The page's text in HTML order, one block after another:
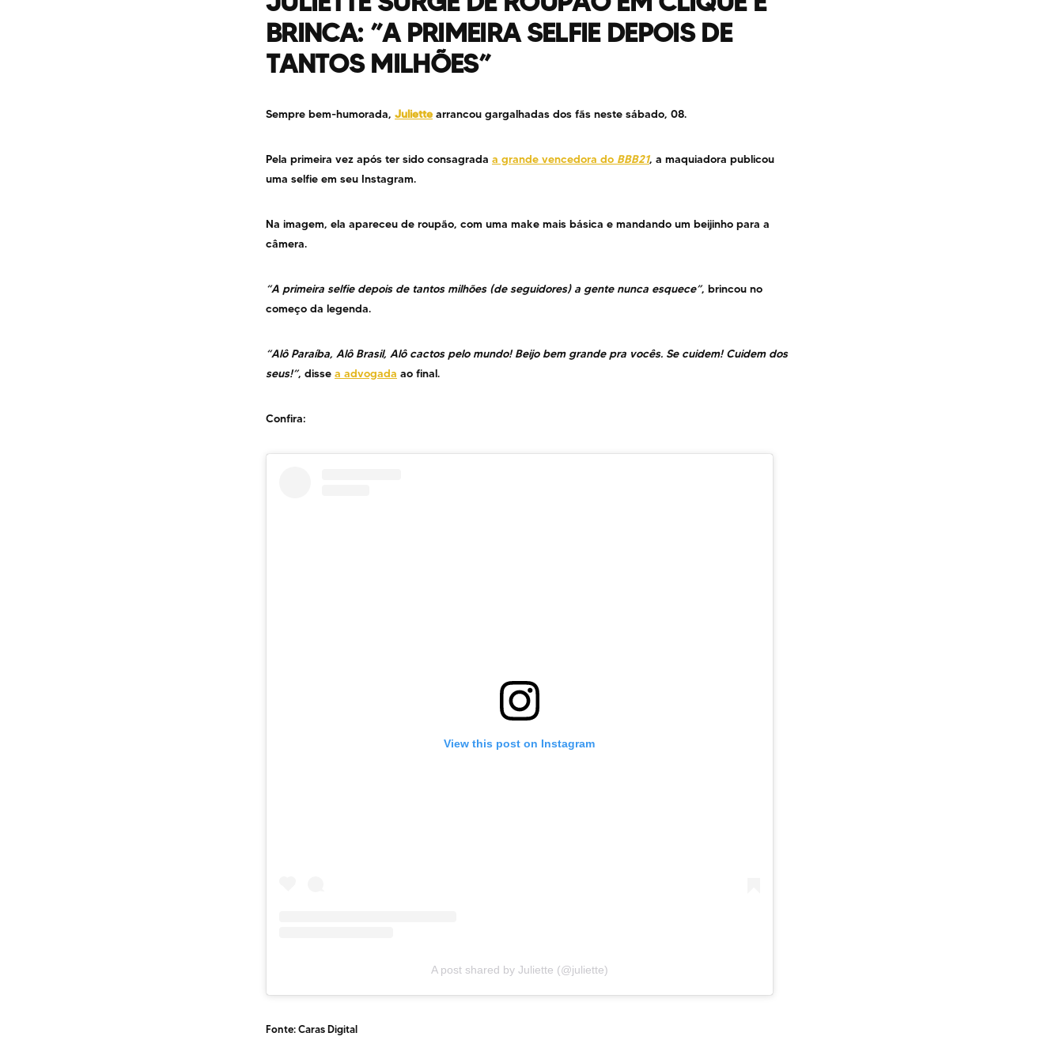
BRINCA: ”A PRIMEIRA SELFIE DEPOIS DE
TANTOS MILHÕES”
Sempre bem-humorada, Juliettearrancou gargalhadas dos fãs neste sábado, 08.
Pela primeira vez após ter sido consagrada a grande vencedora do BBB21, a maquiadora publicou
uma selfie em seu Instagram.
Na imagem, ela apareceu de roupão, com uma make mais básica e mandando um beijinho para a
câmera.
“A primeira selfie depois de tantos milhões (de seguidores) a gente nunca esquece”, brincou no
começo da legenda.
“Alô Paraíba, Alô Brasil, Alô cactos pelo mundo! Beijo bem grande pra vocês. Se cuidem! Cuidem dos
seus!”, disse a advogada ao final.
Confira:
View this post on Instagram
A post shared by Juliette (@juliette)
Fonte: Caras Digital